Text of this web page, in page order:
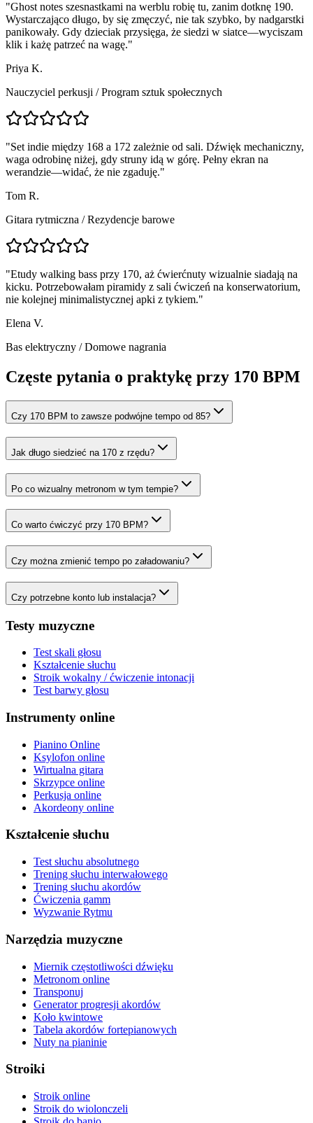
"Ghost notes szesnastkami na werblu robię tu, zanim dotknę 190.
Wystarczająco długo, by się zmęczyć, nie tak szybko, by nadgarstki
panikowały. Gdy dzieciak przysięga, że siedzi w siatce—wyciszam
klik i każę patrzeć na wagę."
Priya K.
Nauczyciel perkusji /Program sztuk społecznych
"Set indie między 168 a 172 zależnie od sali. Dźwięk mechaniczny,
waga odrobinę niżej, gdy struny idą w górę. Pełny ekran na
werandzie—widać, że nie zgaduję."
Tom R.
Gitara rytmiczna /Rezydencje barowe
"Etudy walking bass przy 170, aż ćwierćnuty wizualnie siadają na
kicku. Potrzebowałam piramidy z sali ćwiczeń na konserwatorium,
nie kolejnej minimalistycznej apki z tykiem."
Elena V.
Bas elektryczny /Domowe nagrania
Częste pytania o praktykę przy 170 BPM
Czy 170 BPM to zawsze podwójne tempo od 85?
Jak długo siedzieć na 170 z rzędu?
Po co wizualny metronom w tym tempie?
Co warto ćwiczyć przy 170 BPM?
Czy można zmienić tempo po załadowaniu?
Czy potrzebne konto lub instalacja?
Testy muzyczne
Test skali głosu
Kształcenie słuchu
Stroik wokalny / ćwiczenie intonacji
Test barwy głosu
Instrumenty online
Pianino Online
Ksylofon online
Wirtualna gitara
Skrzypce online
Perkusja online
Akordeony online
Kształcenie słuchu
Test słuchu absolutnego
Trening słuchu interwałowego
Trening słuchu akordów
Ćwiczenia gamm
Wyzwanie Rytmu
Narzędzia muzyczne
Miernik częstotliwości dźwięku
Metronom online
Transponuj
Generator progresji akordów
Koło kwintowe
Tabela akordów fortepianowych
Nuty na pianinie
Stroiki
Stroik online
Stroik do wiolonczeli